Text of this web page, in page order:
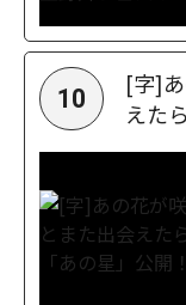
10
[字]
えた